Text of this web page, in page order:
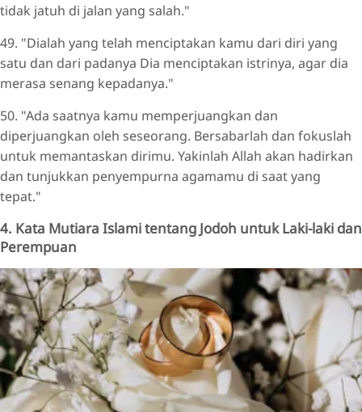
tidak jatuh di jalan yang salah."
49. "Dialah yang telah menciptakan kamu dari diri yang
satu dan dari padanya Dia menciptakan istrinya, agar dia
merasa senang kepadanya."
50. "Ada saatnya kamu memperjuangkan dan
diperjuangkan oleh seseorang. Bersabarlah dan fokuslah
untuk memantaskan dirimu. Yakinlah Allah akan hadirkan
dan tunjukkan penyempurna agamamu di saat yang
tepat."
4. Kata Mutiara Islami tentang Jodoh untuk Laki-laki dan
Perempuan